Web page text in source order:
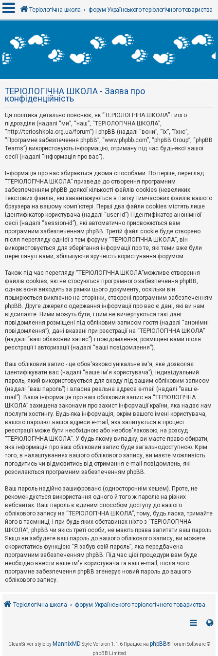
х
і
Р
е
с
т
р
а
ц
і
я
Т
е
м
и
б
е
з
в
і
д
о
і
д
е
й
А
т
и
в
е
м
и
П
о
ш
у
Д
о
м
о
г
Теріологічна школа форум Українського теріологічного товариства
ТЕРІОЛОГІЧНА ШКОЛА - Заява про
конфіденційність
Ця політика детально пояснює, як “ТЕРІОЛОГІЧНА ШКОЛА” і його
підрозділи (надалі “ми”, “наш”, “ТЕРІОЛОГІЧНА ШКОЛА”,
“http://terioshkola.org.ua/forum”) і phpBB (надалі “вони”, “їх”, “їхнє”,
“Програмне забезпечення phpBB”, “www.phpbb.com”, “phpBB Group”, “phpBB
Teams”) використовують інформацію, отриману під час будь-якої вашої
сесії (надалі “інформація про вас”).
Інформація про вас збирається двома способами. По перше, перегляд
“ТЕРІОЛОГІЧНА ШКОЛА” призведе до створення програмним
забезпеченням phpBB деякої кількості файлів cookies (невеликих
текстових файлів, які завантажуються в папку тимчасових файлів вашого
браузера на вашому комп'ютері. Перші два файли cookies містять лише
ідентифікатор користувача (надалі “user-id”) і ідентифікатор анонімної
сесії (надалі “session-id”), які автоматично присвоюються вам
програмним забезпеченням phpBB. Третій файл cookie буде створено
після перегляду однієї з тем форуму “ТЕРІОЛОГІЧНА ШКОЛА”, він
використовується для зберігання інформації про те, які теми вже були
переглянуті вами, збільшуючи зручність користування форумом.
Також під час перегляду “ТЕРІОЛОГІЧНА ШКОЛА”можливе створення
файлів cookies, які не стосуються програмного забезпечення phpBB,
однак вони виходять за рамки цього документу, оскільки він
поширюється виключно на сторінки, створені програмним забезпеченням
phpBB. Друге джерело одержання інформації про вас є дані, які ви нам
відсилаєте. Ними можуть бути, і цим не вичерпуються такі дані:
повідомлення розміщені під обліковим записом гостя (надалі “анонімні
повідомлення”), дані вказані при реєстрації на “ТЕРІОЛОГІЧНА ШКОЛА”
(надалі “ваш обліковий запис”) і повідомлення, розміщені вами після
реєстрації і авторизації (надалі “ваші повідомлення”).
Ваш обліковий запис - це обов'язково унікальне ім'я, яке дозволяє
ідентифікувати вас (надалі “ваше ім'я користувача”), індивідуальний
пароль, який використовується для входу під вашим обліковим записом
(надалі “ваш пароль”) і власна реальна адреса e-mail (надалі “ваш e-
mail”). Ваша інформація про ваш обліковий запис на “ТЕРІОЛОГІЧНА
ШКОЛА” захищена законами про захист інформації країни, яка надає нам
послуги хостингу. Будь-яка інформація, окрім вашого імені користувача,
вашого паролю і вашої адреси e-mail, яка запитується в процесі
реєстрації може бути необхідною або необов'язковою, на розсуд
“ТЕРІОЛОГІЧНА ШКОЛА”. У будь-якому випадку, ви маєте право обирати,
яка інформація про ваш обліковий запис буде загальнодоступною. Крім
того, в налаштуваннях вашого облікового запису, ви маєте можливість
погодитись чи відмовитись від отримання e-mail повідомлень, які
розсилаються програмним забезпеченням phpBB.
Ваш пароль надійно зашифровано (одностороннім хешем). Проте, не
рекомендується використання одного й того ж паролю на різних
вебсайтах. Ваш пароль є єдиним способом доступу до вашого
облікового запису на “ТЕРІОЛОГІЧНА ШКОЛА”, тому, будь ласка, тримайте
його в таємниці, і при будь-яких обставинах ніхто з “ТЕРІОЛОГІЧНА
ШКОЛА”, phpBB чи якісь треті особи, не мають права запитати ваш пароль.
Якщо ви забудете ваш пароль до вашого облікового запису, ви можете
скористатись функцією “Я забув свій пароль”, яка передбачена
програмним забезпеченням phpBB. Під час цієї процедури вам буде
необхідно ввести ваше ім'я користувача та ваш e-mail, після чого
програмне забезпечення phpBB згенерує новий пароль до вашого
облікового запису.
Теріологічна школа форум Українського теріологічного товариства
CleanSilver style by MannixMD Style Version 1.1.6 Працює на phpBB® Forum Software ©
phpBB Limited